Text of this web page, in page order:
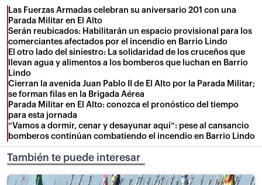
Las Fuerzas Armadas celebran su aniversario 201 con una
Parada Militar en El Alto
Serán reubicados: Habilitarán un espacio provisional para los
comerciantes afectados por el incendio en Barrio Lindo
El otro lado del siniestro: La solidaridad de los cruceños que
llevan agua y alimentos a los bomberos que luchan en Barrio
Lindo
Cierran la avenida Juan Pablo II de El Alto por la Parada Militar;
se forman filas en la Brigada Aérea
Parada Militar en El Alto: conozca el pronóstico del tiempo
para esta jornada
“Vamos a dormir, cenar y desayunar aquí”: pese al cansancio
bomberos continúan combatiendo el incendio en Barrio Lindo
También te puede interesar